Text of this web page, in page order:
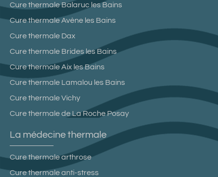
Cure thermale Balaruc les Bains
Cure thermale Avène les Bains
Cure thermale Dax
Cure thermale Brides les Bains
Cure thermale Aix les Bains
Cure thermale Lamalou les Bains
Cure thermale Vichy
Cure thermale de La Roche Posay
La médecine thermale
Cure thermale arthrose
Cure thermale anti-stress